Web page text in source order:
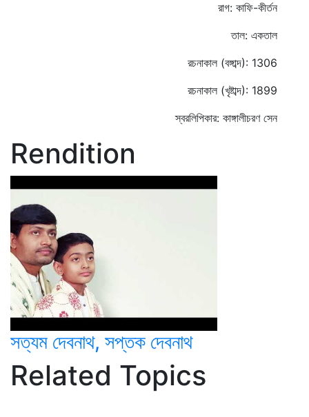
রাগ: কাফি-কীর্তন
তাল: একতাল
রচনাকাল (বঙ্গাব্দ): 1306
রচনাকাল (খৃষ্টাব্দ): 1899
স্বরলিপিকার: কাঙ্গালীচরণ সেন
Rendition
সত্যম দেবনাথ, সপ্তক দেবনাথ
Related Topics